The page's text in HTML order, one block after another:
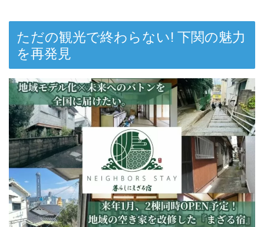
ただの観光で終わらない! 下関の魅力
を再発見